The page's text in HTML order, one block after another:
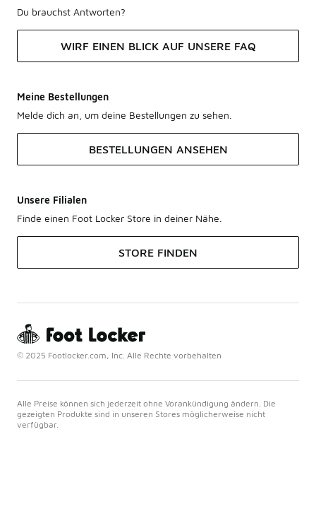
Du brauchst Antworten?
WIRF EINEN BLICK AUF UNSERE FAQ
Meine Bestellungen
Melde dich an, um deine Bestellungen zu sehen.
BESTELLUNGEN ANSEHEN
Unsere Filialen
Finde einen Foot Locker Store in deiner Nähe.
STORE FINDEN
© 2025 Footlocker.com, Inc. Alle Rechte vorbehalten
Alle Preise können sich jederzeit ohne Vorankündigung ändern. Die
gezeigten Produkte sind in unseren Stores möglicherweise nicht
verfügbar.